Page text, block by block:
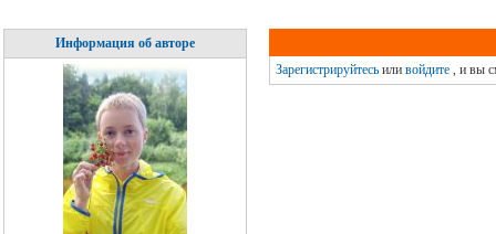
Информация об авторе
Зарегистрируйтесьили войдите, и вы